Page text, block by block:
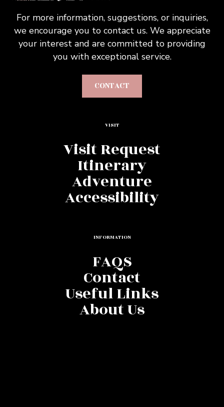
For more information, suggestions, or inquiries,
we encourage you to contact us. We appreciate
your interest and are committed to providing
you with exceptional service.
CONTACT
VISIT
Visit Request
Itinerary
Adventure
Accessibility
INFORMATION
FAQS
Contact
Useful Links
About Us